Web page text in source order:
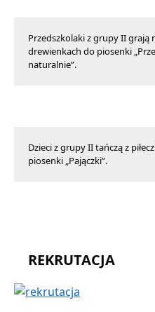
REKRUTACJA
Przedszkolaki z grupy II grają
drewienkach do piosenki
naturalnie”.
Dzieci z grupy II tańczą z
piosenki „Pajączki”.